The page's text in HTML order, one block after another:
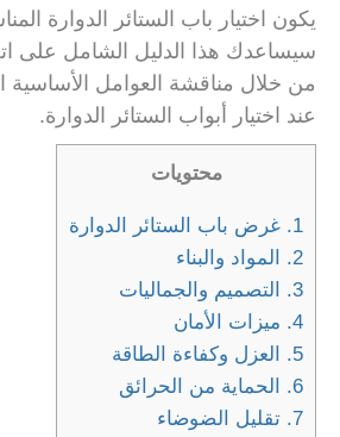
يكون اختيار باب الستائر الدوارة
سيساعدك هذا الدليل الشامل على
من خلال مناقشة العوامل الأساسية
عند اختيار أبواب الستائر الدوارة.
محتويات
1. غرض باب الستائر الدوارة
2.
المواد والبناء
3.
التصميم والجماليات
4. ميزات الأمان
5.
العزل وكفاءة الطاقة
6.
الحماية من الحرائق
7. تقليل الضوضاء